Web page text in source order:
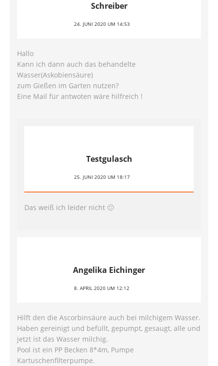
Schreiber
24. JUNI 2020 UM 14:53
Hallo
Kann ich dann auch das behandelte
Wasser(Askobiensäure)
zum Gießen im Garten nutzen?
Eine Mail für antwoten wäre hilfreich !
Testgulasch
25. JUNI 2020 UM 18:17
Das weiß ich leider nicht 🙁
Angelika Eichinger
8. APRIL 2020 UM 12:12
Hilft den die Ascorbinsäure auch bei milchigem Wasser.
Haben gereinigt und befüllt, gepumpt, gesaugt, alle und
jetzt ist das Wasser milchig.
Pool ist ein PP Becken 8*4m, Pumpe
Kartuschenfilterpumpe.